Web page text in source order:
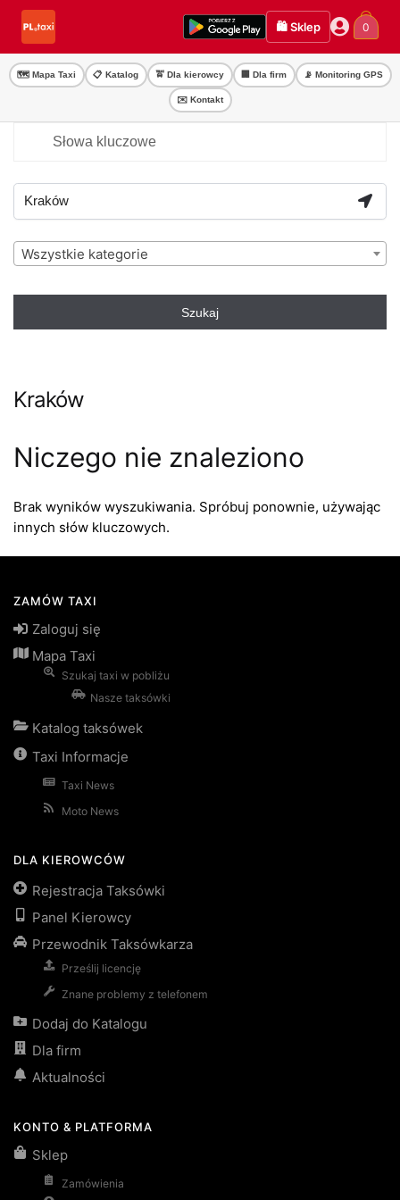
Przejdź
nawigacji
Przejdź
treści
🛍️ Sklep 0
🗺️ Mapa Taxi 📋 Katalog 🚖 Dla kierowcy 🏢 Dla firm 📡 Monitoring GPS
✉️ Kontakt
Wszystkie kategorie
Szukaj
Kraków
Niczego nie znaleziono
Brak wyników wyszukiwania. Spróbuj ponownie, używając
innych słów kluczowych.
ZAMÓW TAXI
Zaloguj się
Mapa Taxi
Szukaj taxi w pobliżu
Nasze taksówki
Katalog taksówek
Taxi Informacje
Taxi News
Moto News
DLA KIEROWCÓW
Rejestracja Taksówki
Panel Kierowcy
Przewodnik Taksówkarza
Prześlij licencję
Znane problemy z telefonem
Dodaj do Katalogu
Dla firm
Aktualności
KONTO & PLATFORMA
Sklep
Zamówienia